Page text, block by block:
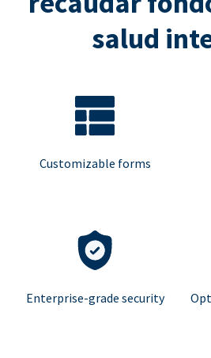
salud
Customizable forms
Enterprise-grade security